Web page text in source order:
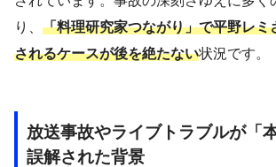
り、 「料理研究家つながり」で平野レミ
されるケースが後を絶たない状況です。
放送事故やライブトラブルが「
誤解された背景